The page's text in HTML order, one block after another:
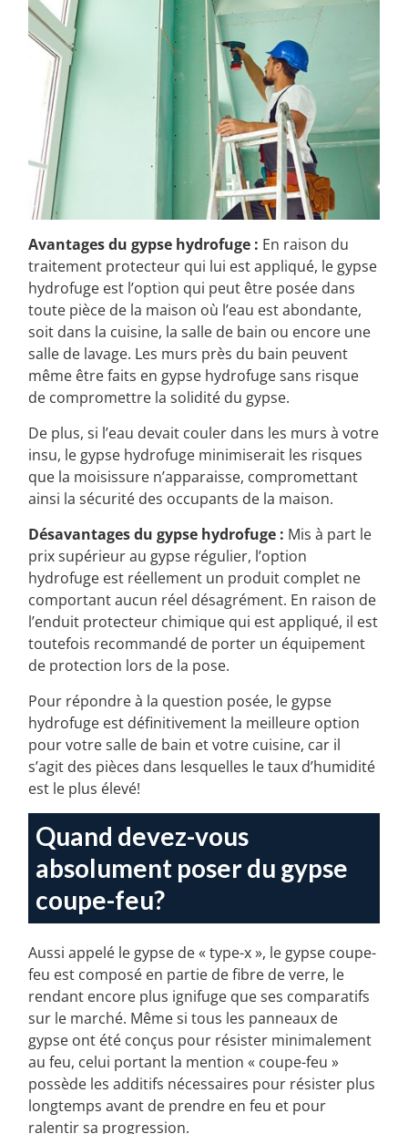
Avantages du gypse hydrofuge :En raison du
traitement protecteur qui lui est appliqué, le gypse
hydrofuge est l’option qui peut être posée dans
toute pièce de la maison où l’eau est abondante,
soit dans la cuisine, la salle de bain ou encore une
salle de lavage. Les murs près du bain peuvent
même être faits en gypse hydrofuge sans risque
De plus, si l’eau devait couler dans les murs à votre
insu, le gypse hydrofuge minimiserait les risques
que la moisissure n’apparaisse, compromettant
Désavantages du gypse hydrofuge :Mis à part le
prix supérieur au gypse régulier, l’option
hydrofuge est réellement un produit complet ne
comportant aucun réel désagrément. En raison de
l’enduit protecteur chimique qui est appliqué, il est
toutefois recommandé de porter un équipement
Pour répondre à la question posée, le gypse
hydrofuge est définitivement la meilleure option
pour votre salle de bain et votre cuisine, car il
s’agit des pièces dans lesquelles le taux d’humidité
Quand devez-vous
absolument poser du gypse
coupe-feu?
Aussi appelé le gypse de « type-x », le gypse coupe-
feu est composé en partie de fibre de verre, le
rendant encore plus ignifuge que ses comparatifs
sur le marché. Même si tous les panneaux de
gypse ont été conçus pour résister minimalement
au feu, celui portant la mention « coupe-feu »
possède les additifs nécessaires pour résister plus
longtemps avant de prendre en feu et pour